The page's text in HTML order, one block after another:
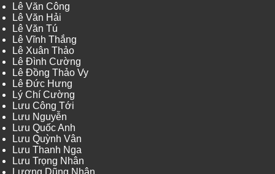
Lê Văn Công
Lê Văn Hải
Lê Văn Tú
Lê Vĩnh Thắng
Lê Xuân Thảo
Lê Đình Cường
Lê Đồng Thảo Vy
Lê Đức Hưng
Lý Chí Cường
Lưu Công Tới
Lưu Nguyễn
Lưu Quốc Anh
Lưu Quỳnh Vân
Lưu Thanh Nga
Lưu Trọng Nhân